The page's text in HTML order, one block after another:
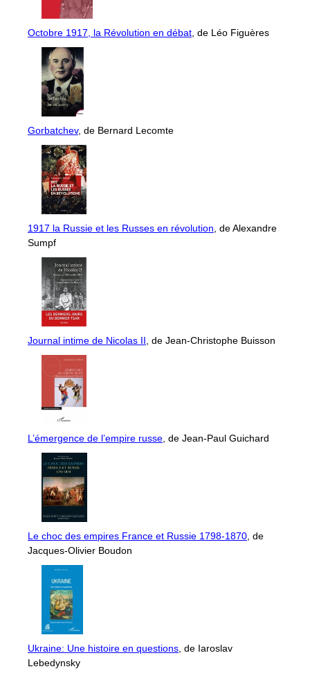
Octobre 1917, la Révolution en débat, de Léo Figuères
Gorbatchev, de Bernard Lecomte
1917 la Russie et les Russes en révolution, de Alexandre
Sumpf
Journal intime de Nicolas II, de Jean-Christophe Buisson
L’émergence de l’empire russe, de Jean-Paul Guichard
Le choc des empires France et Russie 1798-1870, de
Jacques-Olivier Boudon
Ukraine: Une histoire en questions, de Iaroslav
Lebedynsky